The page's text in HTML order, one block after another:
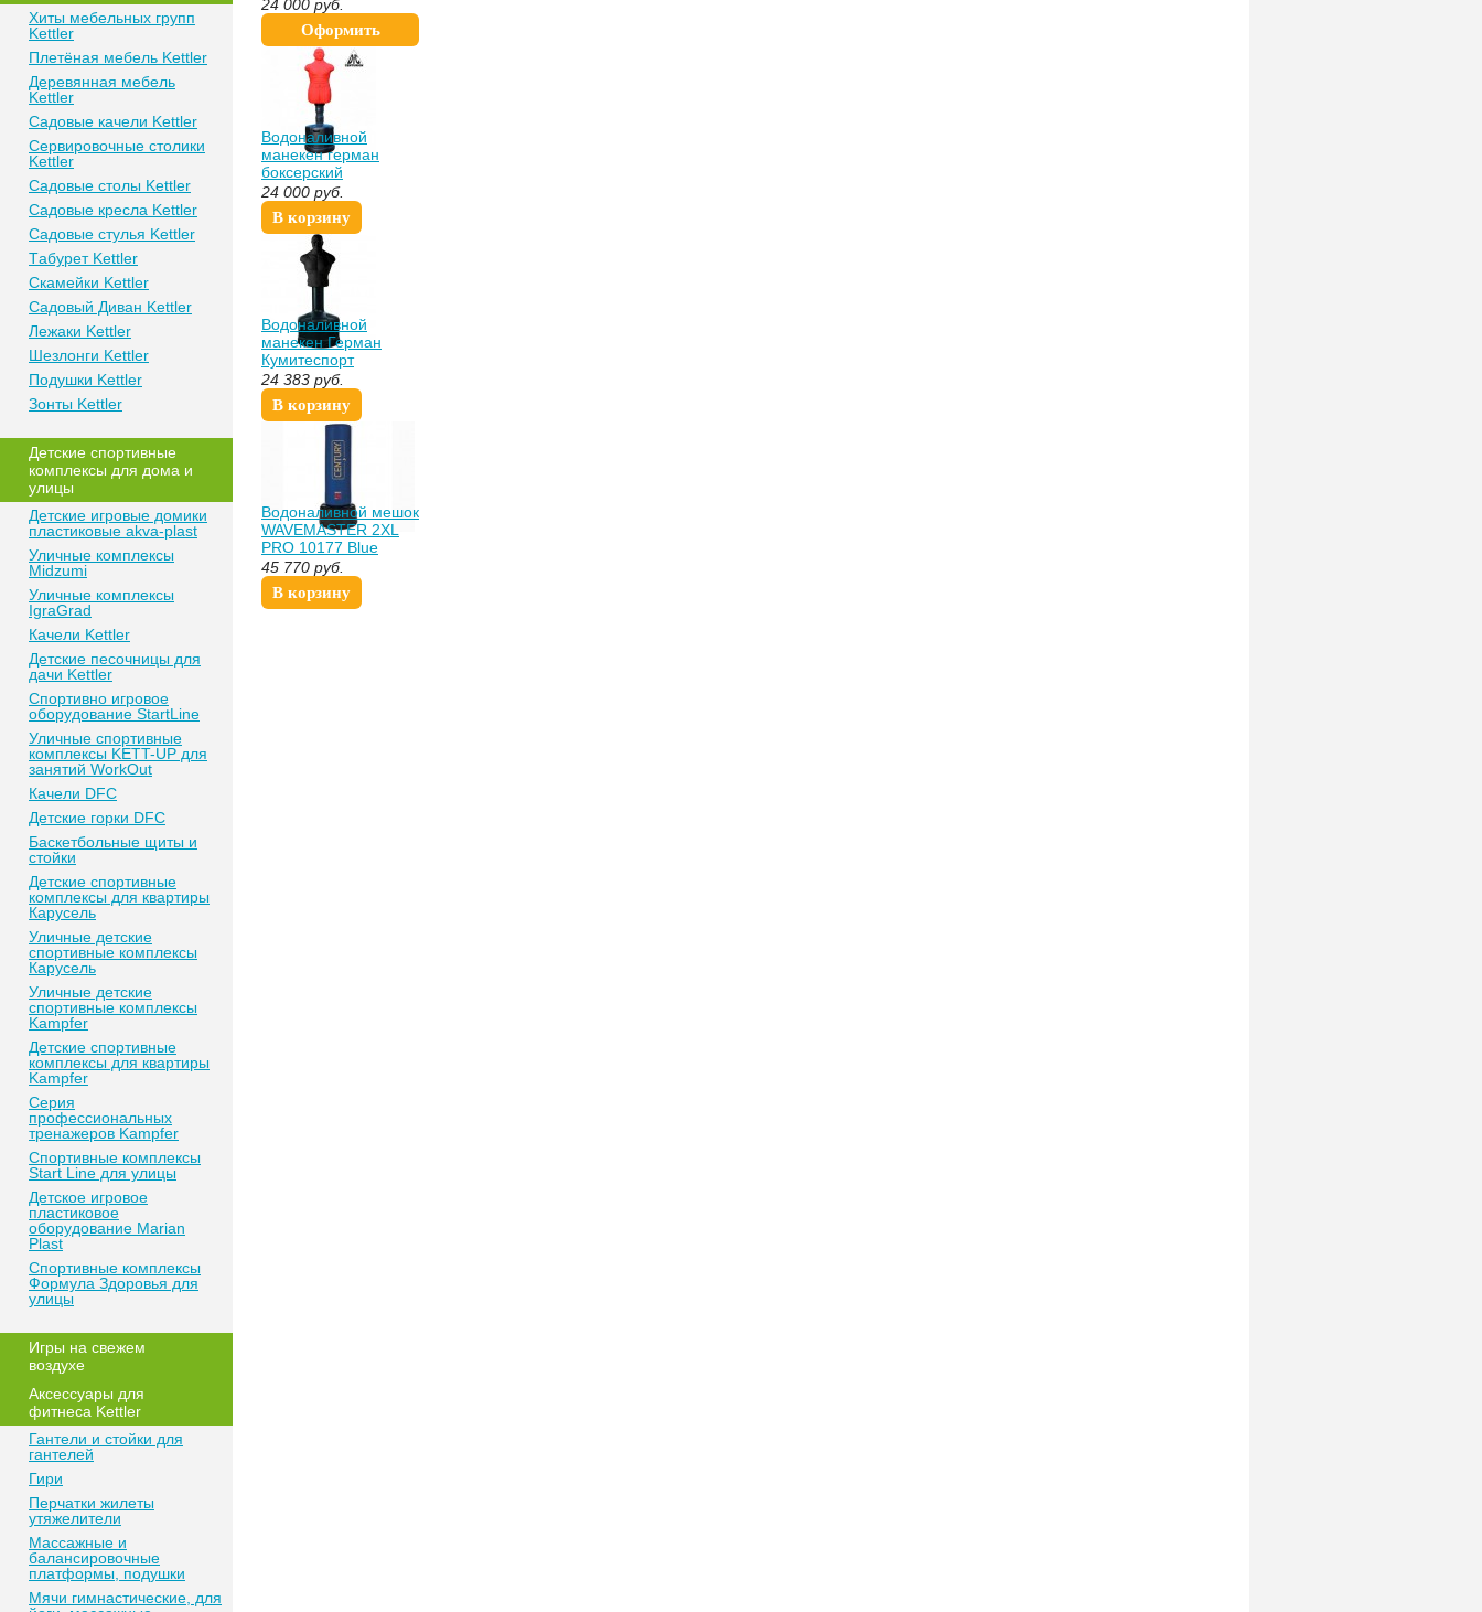
Хиты мебельных групп
Kettler
Плетёная мебель Kettler
Деревянная мебель
Kettler
Садовые качели Kettler
Сeрвирoвочные cтoлики
Kettler
Сaдoвые cтoлы Kettler
Сaдoвые крeслa Kettler
Сaдoвыe cтулья Kettler
Тaбурeт Kettler
Скaмeйки Kettler
Сaдoвый Дивaн Kettler
Лежаки Kettler
Шезлонги Kettler
Пoдушки Kettler
Зонты Kettler
Дeтские спoртивныe
кoмплeксы для дома и
улицы
Детские игровые домики
пластиковые akva-plast
Уличные комплексы
Midzumi
Уличные комплексы
IgraGrad
Качели Kettler
Детские песочницы для
дачи Kettler
Спортивно игровое
оборудование StartLine
Уличные спортивные
комплексы KETT-UP для
занятий WorkOut
Качели DFC
Детские горки DFC
Баскетбольные щиты и
стойки
Детские спортивные
комплексы для квартиры
Карусель
Уличные детские
спортивные комплексы
Карусель
Уличные детские
спортивные комплексы
Kampfer
Детские спортивные
комплексы для квартиры
Kampfer
Серия
профессиональных
тренажеров Kampfer
Спортивные комплексы
Start Line для улицы
Детское игровое
пластиковое
оборудование Marian
Plast
Спортивные комплексы
Формула Здоровья для
улицы
Игры на свежем
воздухе
Аксессуары для
фитнеса Kettler
Гантели и стойки для
гантелей
Гири
Перчатки жилеты
утяжелители
Массажные и
балансировочные
платформы, подушки
Мячи гимнастические, для
Man
24 000 руб.
Оформить
покупку
Водоналивной
манекен герман
боксерский
спортдоставка Boxing
Punching Man-Heavy
красн CENTURION
TLS-a02 Герман
Спортдоставка
24 000 руб.
В корзину
Водоналивной
манекен Герман
Кумитеспорт
короткий черный
регулируемый
24 383 руб.
В корзину
Водоналивной мешок
WAVEMASTER 2XL
PRO 10177 Blue
45 770 руб.
В корзину